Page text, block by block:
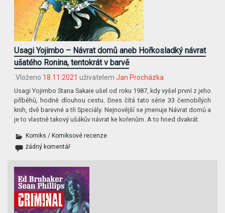
Usagi Yojimbo – Návrat domů aneb Hořkosladký návrat
ušatého Ronina, tentokrát v barvě
Vloženo 18.11.2021 uživatelem Jan Procházka
Usagi Yojimbo Stana Sakaie ušel od roku 1987, kdy vyšel první z jeho
příběhů, hodně dlouhou cestu. Dnes čítá tato série 33 černobílých
knih, dvě barevné a tři Speciály. Nejnovější se jmenuje Návrat domů a
je to vlastně takový ušákův návrat ke kořenům. A to hned dvakrát.
Komiks / Komiksové recenze
žádný komentář